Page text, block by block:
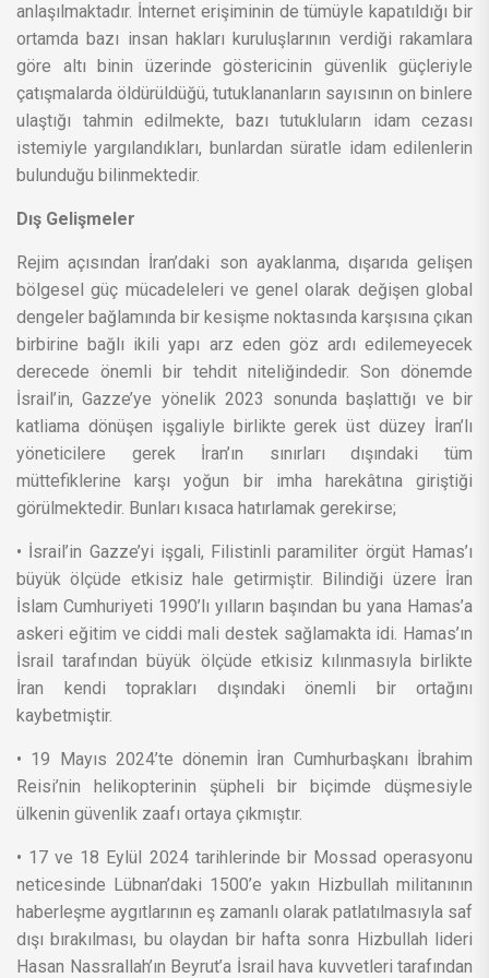
anlaşılmaktadır. İnternet erişiminin de tümüyle kapatıldığı bir
ortamda bazı insan hakları kuruluşlarının verdiği rakamlara
göre altı binin üzerinde göstericinin güvenlik güçleriyle
çatışmalarda öldürüldüğü, tutuklananların sayısının on binlere
ulaştığı tahmin edilmekte, bazı tutukluların idam cezası
istemiyle yargılandıkları, bunlardan süratle idam edilenlerin
bulunduğu bilinmektedir.
Dış Gelişmeler
Rejim açısından İran’daki son ayaklanma, dışarıda gelişen
bölgesel güç mücadeleleri ve genel olarak değişen global
dengeler bağlamında bir kesişme noktasında karşısına çıkan
birbirine bağlı ikili yapı arz eden göz ardı edilemeyecek
derecede önemli bir tehdit niteliğindedir. Son dönemde
İsrail’in, Gazze’ye yönelik 2023 sonunda başlattığı ve bir
katliama dönüşen işgaliyle birlikte gerek üst düzey İran’lı
yöneticilere gerek İran’ın sınırları dışındaki tüm
müttefiklerine karşı yoğun bir imha harekâtına giriştiği
görülmektedir. Bunları kısaca hatırlamak gerekirse;
• İsrail’in Gazze’yi işgali, Filistinli paramiliter örgüt Hamas’ı
büyük ölçüde etkisiz hale getirmiştir. Bilindiği üzere İran
İslam Cumhuriyeti 1990’lı yılların başından bu yana Hamas’a
askeri eğitim ve ciddi mali destek sağlamakta idi. Hamas’ın
İsrail tarafından büyük ölçüde etkisiz kılınmasıyla birlikte
İran kendi toprakları dışındaki önemli bir ortağını
kaybetmiştir.
• 19 Mayıs 2024’te dönemin İran Cumhurbaşkanı İbrahim
Reisi’nin helikopterinin şüpheli bir biçimde düşmesiyle
ülkenin güvenlik zaafı ortaya çıkmıştır.
• 17 ve 18 Eylül 2024 tarihlerinde bir Mossad operasyonu
neticesinde Lübnan’daki 1500’e yakın Hizbullah militanının
haberleşme aygıtlarının eş zamanlı olarak patlatılmasıyla saf
dışı bırakılması, bu olaydan bir hafta sonra Hizbullah lideri
Hasan Nassrallah’ın Beyrut’a İsrail hava kuvvetleri tarafından